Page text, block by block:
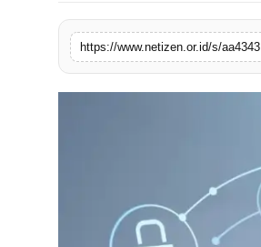
https://www.netizen.or.id/s/aa4343